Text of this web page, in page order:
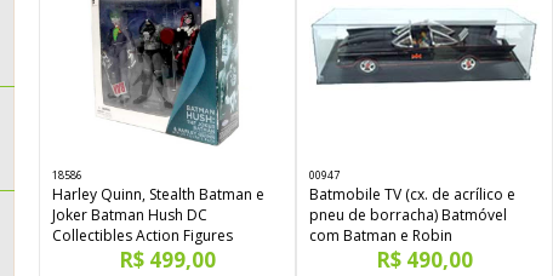
18586
Harley Quinn, Stealth Batman e
Joker Batman Hush DC
Collectibles Action Figures
R$ 499,00
00947
Batmobile TV (cx. de acrílico e
pneu de borracha) Batmóvel
com Batman e Robin
R$ 490,00